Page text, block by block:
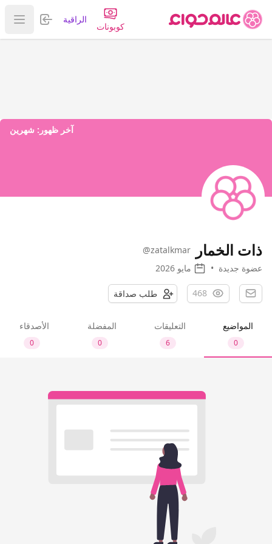
كوبونات
الراقية تسجيل
عرض
آخر ظهور: شهرين
ذات الخمار
@zatalkmar
عضوة جديدة • مايو 2026
468 طلب صداقة
المواضيع
0
التعليقات
6
المفضلة
0
الأصدقاء
0